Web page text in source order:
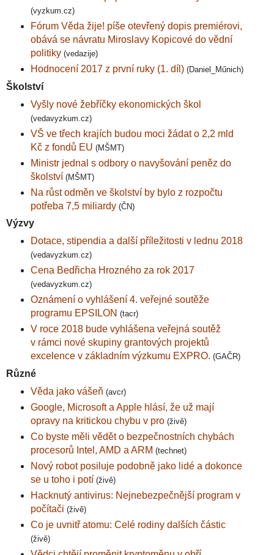
(vyzkum.cz)
Fórum Věda žije! píše otevřený dopis premiérovi,
obává se návratu Miroslavy Kopicové do vědní
politiky (vedazije)
Hodnocení 2017 z první ruky (1. díl) (Daniel_Műnich)
Školství
Vyšly nové žebříčky ekonomických škol
(vedavyzkum.cz)
VŠ ve třech krajích budou moci žádat o 2,2 mld
Kč z fondů EU (MŠMT)
Ministr jednal s odbory o navyšování peněz do
školství (MŠMT)
Na růst odměn ve školství by bylo z rozpočtu
potřeba 7,5 miliardy (ČN)
Výzvy
Dotace, stipendia a další příležitosti v lednu 2018
(vedavyzkum.cz)
Cena Bedřicha Hrozného za rok 2017
(vedavyzkum.cz)
Oznámení o vyhlášení 4. veřejné soutěže
programu EPSILON (tacr)
V roce 2018 bude vyhlášena veřejná soutěž
v rámci nové skupiny grantových projektů
excelence v základním výzkumu EXPRO. (GAČR)
Různé
Věda jako vášeň (avcr)
Google, Microsoft a Apple hlásí, že už mají
opravy na kritickou chybu v pro (živě)
Co byste měli vědět o bezpečnostních chybách
procesorů Intel, AMD a ARM (technet)
Nový robot posiluje podobně jako lidé a dokonce
se u toho i potí (živě)
Hacknutý antivirus: Nejnebezpečnější program v
počítači (živě)
Co je uvnitř atomu: Celé rodiny dalších částic
(živě)